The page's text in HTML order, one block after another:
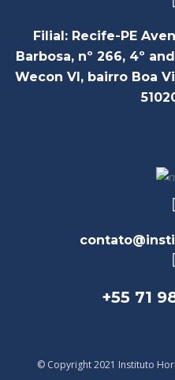
Filial: Recife-PE
Barbosa, nº 266, 4º
Wecon VI, bairro Boa
+55 71
© Copyright 2021 Instituto